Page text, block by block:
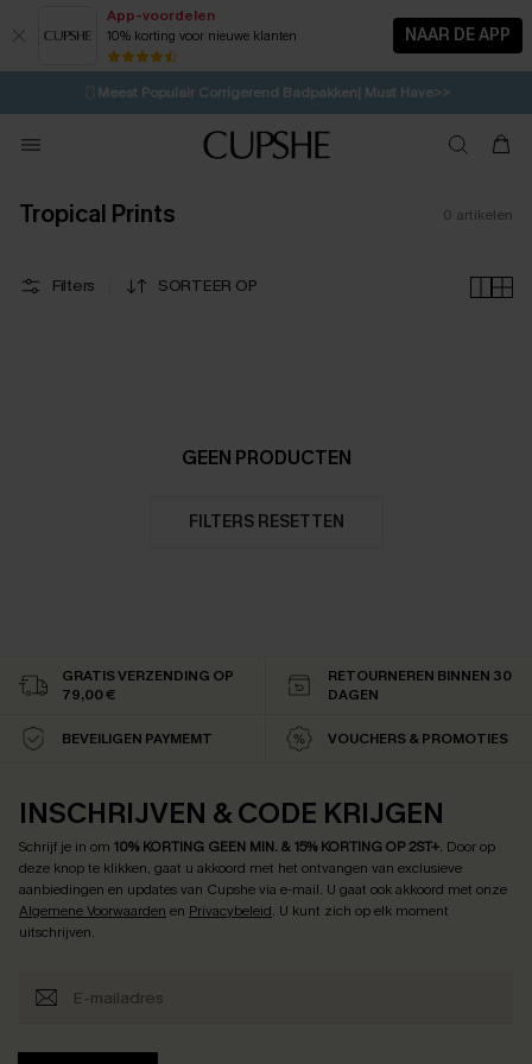
App-voordelen
10% korting voor nieuwe klanten NAAR DE APP
⚡️LAATSTE KANS | Tot 50% korting>>
🩱Meest Populair Corrigerend Badpakken| Must Have>>
💌Abonneer je & ontvang tot 15% korting>>
Koop 3, krijg 15% korting | CODE: SW15
Tropical Prints 0 artikelen
Filters SORTEER OP
GEEN PRODUCTEN
FILTERS RESETTEN
GRATIS VERZENDING OP
79,00 €
RETOURNEREN BINNEN 30
DAGEN
BEVEILIGEN PAYMEMT VOUCHERS & PROMOTIES
INSCHRIJVEN & CODE KRIJGEN
Schrijf je in om 10% KORTING GEEN MIN. & 15% KORTING OP 2ST+. Door op
deze knop te klikken, gaat u akkoord met het ontvangen van exclusieve
aanbiedingen en updates van Cupshe via e-mail. U gaat ook akkoord met onze
Algemene Voorwaarden en Privacybeleid. U kunt zich op elk moment
uitschrijven.